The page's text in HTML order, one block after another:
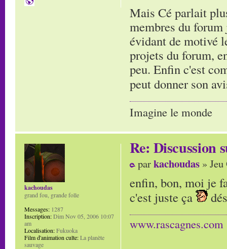
Mais Cé parlait
membres du
évidant de motivé
projets du forum,
peu. Enfin c'est
peut donner son
Imagine le monde
Re: Discussion
parkachoudas »
enfin, bon, moi je
c'est juste ça
www.rascagnes.com
kachoudas
grand fou, grande folle
Messages: 1287
Inscription:Dim Nov 05, 2006 10:07
am
Localisation:Fukuoka
Film d'animation culte:La planète
sauvage